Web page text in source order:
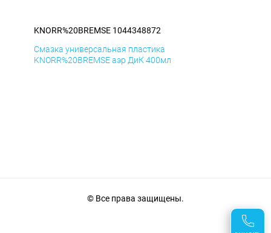
KNORR%20BREMSE 1044348872
Смазка универсальная пластика
KNORR%20BREMSE аэр ДиК 400мл
© Все права защищены.